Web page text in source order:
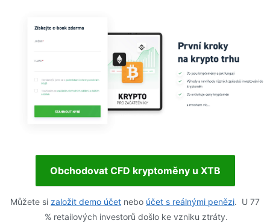
Obchodovat CFD kryptoměny u XTB
Můžete si založit demo účet nebo účet s reálnými penězi. U 77
% retailových investorů došlo ke vzniku ztráty.